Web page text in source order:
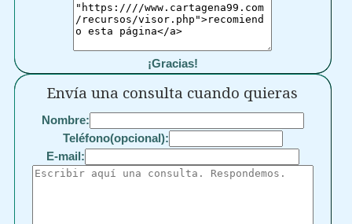
¡Gracias!
Envía una consulta cuando quieras
Nombre:
Teléfono(opcional):
E-mail: